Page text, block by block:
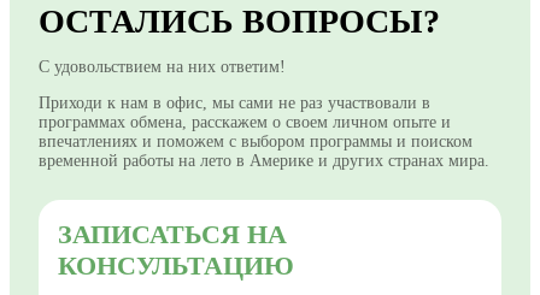
ОСТАЛИСЬ ВОПРОСЫ?
С удовольствием на них ответим!
Приходи к нам в офис, мы сами не раз участвовали в
программах обмена, расскажем о своем личном опыте и
впечатлениях и поможем с выбором программы и поиском
временной работы на лето в Америке и других странах мира.
ЗАПИСАТЬСЯ НА
КОНСУЛЬТАЦИЮ